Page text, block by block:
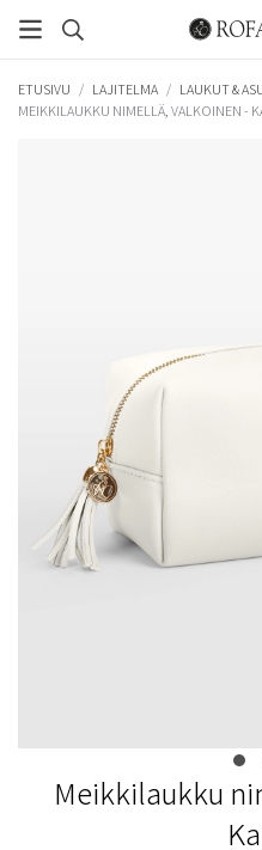
ETUSIVU / LAJITELMA / LAUKUT &
MEIKKILAUKKU NIMELLÄ, VALKOINEN -
Meikkilaukku